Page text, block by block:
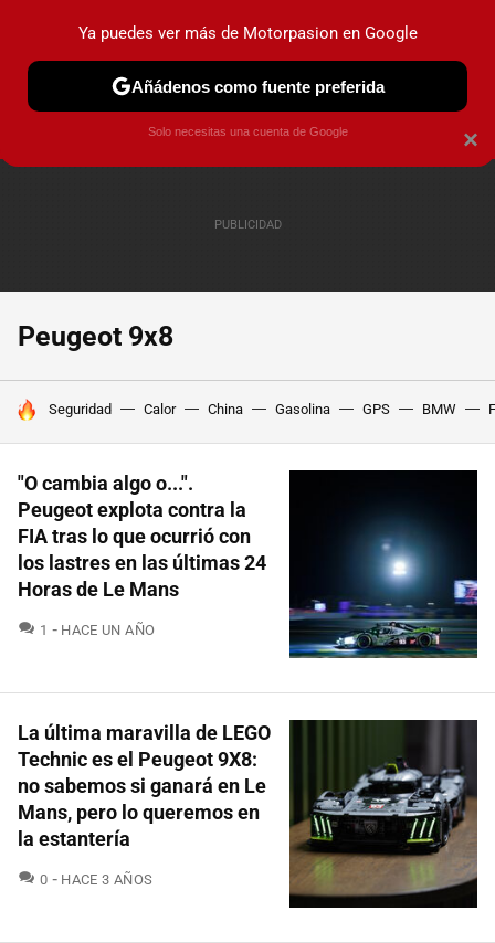
PRUEBAS COCHES ELÉCTRICOS OBSERVATORIO
Peugeot 9x8
HOY SE HABLA DE
Seguridad Calor China Gasolina GPS BMW
"O cambia algo o...".
Peugeot explota contra la
FIA tras lo que ocurrió con
los lastres en las últimas 24
Horas de Le Mans
1 COMENTARIOS
HACE UN AÑO
La última maravilla de LEGO
Technic es el Peugeot 9X8:
no sabemos si ganará en Le
Mans, pero lo queremos en
la estantería
0 COMENTARIOS
HACE 3 AÑOS
×
Ya puedes ver más de Motorpasion en Google
Añádenos como fuente preferida
Solo necesitas una cuenta de Google